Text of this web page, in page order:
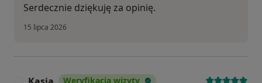
Serdecznie dziękuję za opinię.
15 lipca 2026
Weryfikacja wizyty